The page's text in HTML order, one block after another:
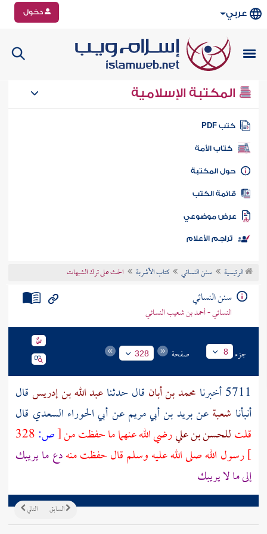
عربي دخول
المكتبة الإسلامية
كتب PDF
كتاب الأمة
المكتبة
الكتب
موضوعي
تراجم الأعلام
الرئيسية سنن النسائي كتاب الأشربة الحث على ترك الشبهات
سنن النسائي
النسائي - أحمد بن شعيب النسائي
جزء 8 صفحة 328
5711 أخبرنا محمد بن أبان قال حدثناعبد الله بن إدريسقال
أنبأنا شعبةعنبريد بن أبي مريمعنأبي الحوراء السعدي قال
قلتللحسن بن عليرضي الله عنهما ما حفظت من[ص:328
]رسول الله صلى الله عليه وسلم قال حفظت منهدع ما يريبك
إلى ما لا يريبك
التالي السابق